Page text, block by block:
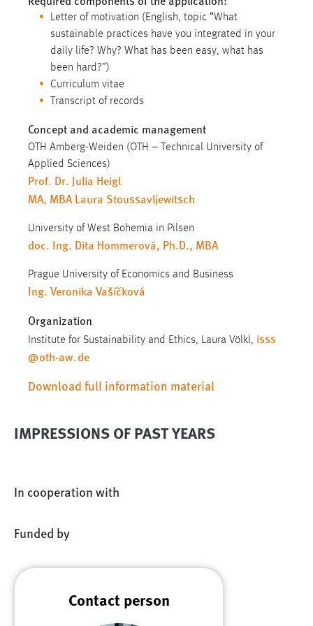
Letter of motivation (English, topic “What
sustainable practices have you integrated in your
daily life? Why? What has been easy, what has
been hard?”)
Curriculum vitae
Transcript of records
Concept and academic management
OTH Amberg-Weiden (OTH – Technical University of
Applied Sciences)
Prof. Dr. Julia Heigl
MA, MBA Laura Stoussavljewitsch
University of West Bohemia in Pilsen
doc. Ing. Dita Hommerová, Ph.D., MBA
Prague University of Economics and Business
Ing. Veronika Vašíčková
Organization
Institute for Sustainability and Ethics, Laura Völkl, isss
@oth-aw.de
Download full information material
IMPRESSIONS OF PAST YEARS
In cooperation with
Funded by
Contact person
Zweck:
Dieser Cookie ist notwendig um sich an der Website
einloggen zu können.
Cookie Laufzeit:
24 Stunden
STATISTIK
Statistik Cookies erfassen Informationen anonym.
Diese Informationen helfen uns zu verstehen, wie
unsere Besucher unsere Website nutzen.
Matomo
Name:
_pk_ref, _pk_cvar, _pk_id, _pk_ses
Zweck:
Cookie Laufzeit:
Max. 13 Monate
Marketing Cookies werden von Drittanbietern
Name:
Google Ireland Limited